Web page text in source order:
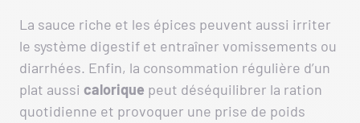
La sauce riche et les épices peuvent aussi irriter
le système digestif et entraîner vomissements ou
diarrhées. Enfin, la consommation régulière d’un
plat aussi calorique peut déséquilibrer la ration
quotidienne et provoquer une prise de poids